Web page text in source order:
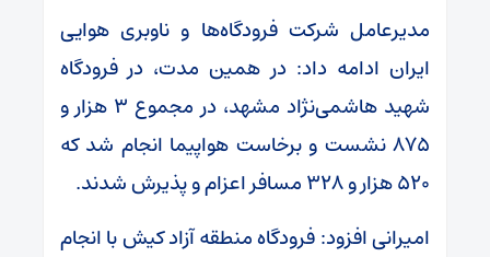
مدیرعامل شرکت فرودگاه‌ها و ناوبری هوایی
ایران ادامه داد: در همین مدت، در فرودگاه
شهید هاشمی‌نژاد مشهد، در مجموع ۳ هزار و
۸۷۵ نشست و برخاست هواپیما انجام شد که
۵۲۰ هزار و ۳۲۸ مسافر اعزام و پذیرش شدند.
امیرانی افزود: فرودگاه منطقه آزاد کیش با انجام